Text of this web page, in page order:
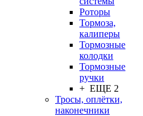
Роторы
Тормоза,
калиперы
Тормозные
колодки
Тормозные
ручки
+ ЕЩЕ 2
Тросы, оплётки,
наконечники